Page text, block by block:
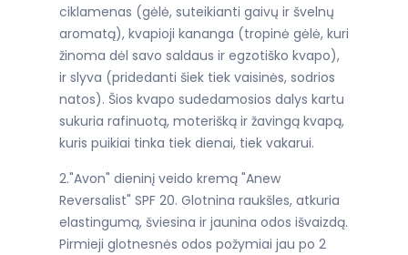
ciklamenas (gėlė, suteikianti gaivų ir švelnų
aromatą), kvapioji kananga (tropinė gėlė, kuri
žinoma dėl savo saldaus ir egzotiško kvapo),
ir slyva (pridedanti šiek tiek vaisinės, sodrios
natos). Šios kvapo sudedamosios dalys kartu
sukuria rafinuotą, moterišką ir žavingą kvapą,
kuris puikiai tinka tiek dienai, tiek vakarui.
2."Avon" dieninį veido kremą "Anew
Reversalist" SPF 20. Glotnina raukšles, atkuria
elastingumą, šviesina ir jaunina odos išvaizdą.
Pirmieji glotnesnės odos požymiai jau po 2